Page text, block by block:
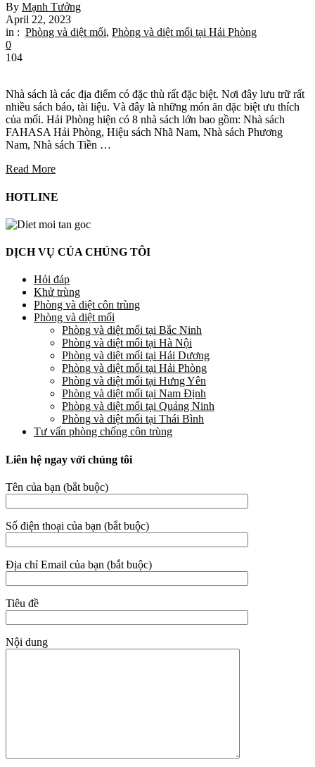
By Mạnh Tưởng
April 22, 2023
in : Phòng và diệt mối, Phòng và diệt mối tại Hải Phòng
0
104
Nhà sách là các địa điểm có đặc thù rất đặc biệt. Nơi đây lưu trữ rất
nhiều sách báo, tài liệu. Và đây là những món ăn đặc biệt ưu thích
của mối. Hải Phòng hiện có 8 nhà sách lớn bao gồm: Nhà sách
FAHASA Hải Phòng, Hiệu sách Nhã Nam, Nhà sách Phương
Nam, Nhà sách Tiền …
Read More
HOTLINE
DỊCH VỤ CỦA CHÚNG TÔI
Hỏi đáp
Khử trùng
Phòng và diệt côn trùng
Phòng và diệt mối
Phòng và diệt mối tại Bắc Ninh
Phòng và diệt mối tại Hà Nội
Phòng và diệt mối tại Hải Dương
Phòng và diệt mối tại Hải Phòng
Phòng và diệt mối tại Hưng Yên
Phòng và diệt mối tại Nam Định
Phòng và diệt mối tại Quảng Ninh
Phòng và diệt mối tại Thái Bình
Tư vấn phòng chống côn trùng
Liên hệ ngay với chúng tôi
Tên của bạn (bắt buộc)
Số điện thoại của bạn (bắt buộc)
Địa chỉ Email của bạn (bắt buộc)
Tiêu đề
Nội dung